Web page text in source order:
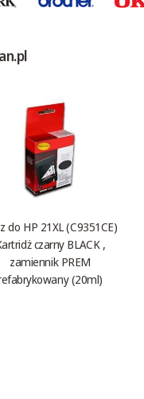
do HP 21XL (C9351CE)
czarny BLACK ,
zamiennik PREM
(20ml)